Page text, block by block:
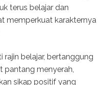
terus belajar dan
memperkuat karakternya
rajin belajar, bertanggung
pantang menyerah,
sikap positif yang